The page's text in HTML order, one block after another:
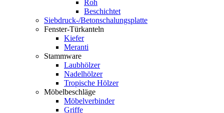
Roh
Beschichtet
Siebdruck-/Betonschalungsplatte
Fenster-Türkanteln
Kiefer
Meranti
Stammware
Laubhölzer
Nadelhölzer
Tropische Hölzer
Möbelbeschläge
Möbelverbinder
Griffe